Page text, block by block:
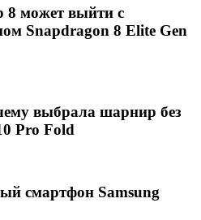
8 может выйти с
Snapdragon 8 Elite Gen
выбрала шарнир без
Pro Fold
смартфон Samsung